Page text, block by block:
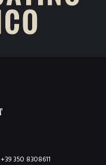
+39 350 8308611